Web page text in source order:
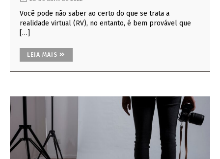
Você pode não saber ao certo do que se trata a
realidade virtual (RV), no entanto, é bem provável que
[…]
LEIA MAIS